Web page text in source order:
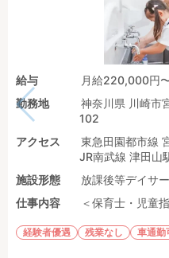
給与
月給220,000円
勤務地
神奈川県 川崎市
102
アクセス
東急田園都市線
JR南武線 津田山
施設形態
放課後等デイサ
仕事内容
＜保育士・児童
経験者優遇 残業なし 車通勤